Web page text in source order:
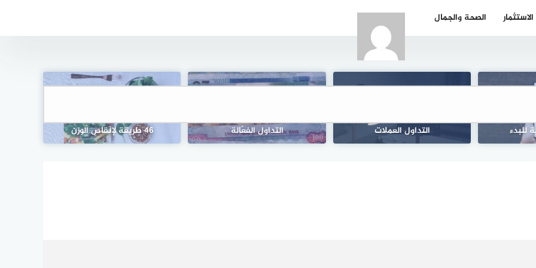
الاستثمار الصحة والجمال
للبدء
التداول العملات
التداول الفعّالة
46 طريقة لإنقاص الوزن